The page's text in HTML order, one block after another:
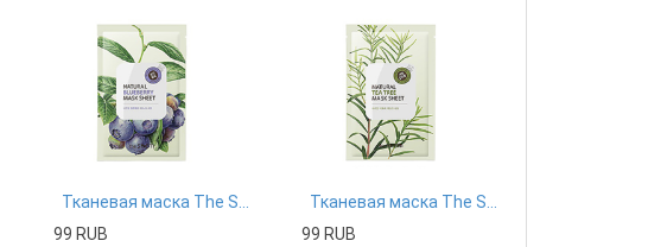
99 RUB
99 RUB